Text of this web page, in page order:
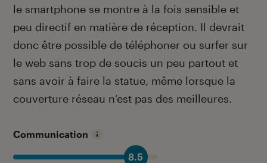
le smartphone se montre à la fois sensible et
peu directif en matière de réception. Il devrait
donc être possible de téléphoner ou surfer sur
le web sans trop de soucis un peu partout et
sans avoir à faire la statue, même lorsque la
couverture réseau n’est pas des meilleures.
Communication
8.5